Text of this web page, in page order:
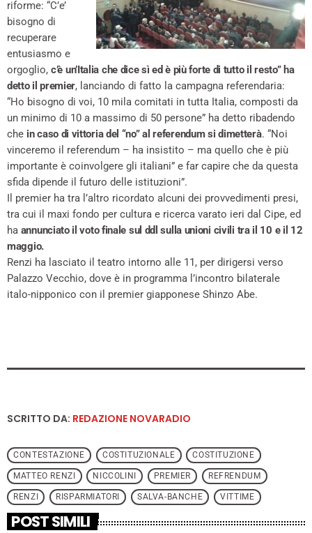
riforme: “C’e’
bisogno di
recuperare
entusiasmo e
orgoglio, c’è un’Italia che dice sì ed è più forte di tutto il resto” ha
detto il premier, lanciando di fatto la campagna referendaria:
“Ho bisogno di voi, 10 mila comitati in tutta Italia, composti da
un minimo di 10 a massimo di 50 persone” ha detto ribadendo
che in caso di vittoria del “no” al referendum si dimetterà. “Noi
vinceremo il referendum – ha insistito – ma quello che è più
importante è coinvolgere gli italiani” e far capire che da questa
sfida dipende il futuro delle istituzioni”.
Il premier ha tra l’altro ricordato alcuni dei provvedimenti presi,
tra cui il maxi fondo per cultura e ricerca varato ieri dal Cipe, ed
ha annunciato il voto finale sul ddl sulla unioni civili tra il 10 e il 12
maggio.
Renzi ha lasciato il teatro intorno alle 11, per dirigersi verso
Palazzo Vecchio, dove è in programma l’incontro bilaterale
italo-nipponico con il premier giapponese Shinzo Abe.
SCRITTO DA: REDAZIONE NOVARADIO
CONTESTAZIONE COSTITUZIONALE COSTITUZIONE
MATTEO RENZI NICCOLINI PREMIER REFRENDUM
RENZI RISPARMIATORI SALVA-BANCHE VITTIME
POST SIMILI